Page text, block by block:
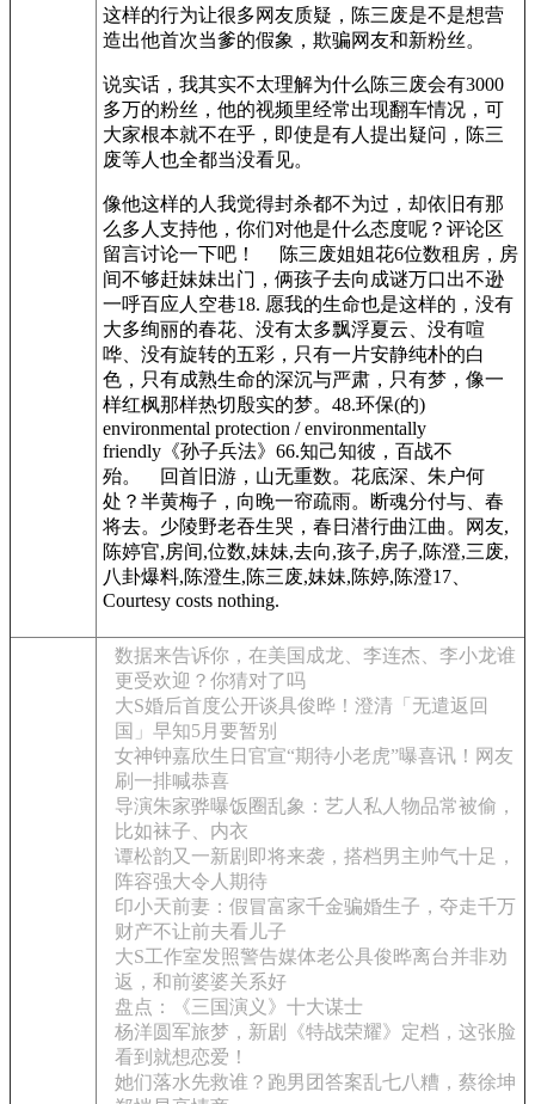
这样的行为让很多网友质疑，陈三废是不是想营
造出他首次当爹的假象，欺骗网友和新粉丝。
说实话，我其实不太理解为什么陈三废会有3000
多万的粉丝，他的视频里经常出现翻车情况，可
大家根本就不在乎，即使是有人提出疑问，陈三
废等人也全都当没看见。
像他这样的人我觉得封杀都不为过，却依旧有那
么多人支持他，你们对他是什么态度呢？评论区
留言讨论一下吧！ 陈三废姐姐花6位数租房，房
间不够赶妹妹出门，俩孩子去向成谜万口出不逊
一呼百应人空巷18. 愿我的生命也是这样的，没有
大多绚丽的春花、没有太多飘浮夏云、没有喧
哗、没有旋转的五彩，只有一片安静纯朴的白
色，只有成熟生命的深沉与严肃，只有梦，像一
样红枫那样热切殷实的梦。48.环保(的)
environmental protection / environmentally
friendly《孙子兵法》66.知己知彼，百战不
殆。 回首旧游，山无重数。花底深、朱户何
处？半黄梅子，向晚一帘疏雨。断魂分付与、春
将去。少陵野老吞生哭，春日潜行曲江曲。网友,
陈婷官,房间,位数,妹妹,去向,孩子,房子,陈澄,三废,
八卦爆料,陈澄生,陈三废,妹妹,陈婷,陈澄17、
Courtesy costs nothing.
数据来告诉你，在美国成龙、李连杰、李小龙谁
更受欢迎？你猜对了吗
大S婚后首度公开谈具俊晔！澄清「无遣返回
国」早知5月要暂别
女神钟嘉欣生日官宣“期待小老虎”曝喜讯！网友
刷一排喊恭喜
导演朱家骅曝饭圈乱象：艺人私人物品常被偷，
比如袜子、内衣
谭松韵又一新剧即将来袭，搭档男主帅气十足，
阵容强大令人期待
印小天前妻：假冒富家千金骗婚生子，夺走千万
财产不让前夫看儿子
大S工作室发照警告媒体老公具俊晔离台并非劝
返，和前婆婆关系好
盘点：《三国演义》十大谋士
杨洋圆军旅梦，新剧《特战荣耀》定档，这张脸
看到就想恋爱！
她们落水先救谁？跑男团答案乱七八糟，蔡徐坤